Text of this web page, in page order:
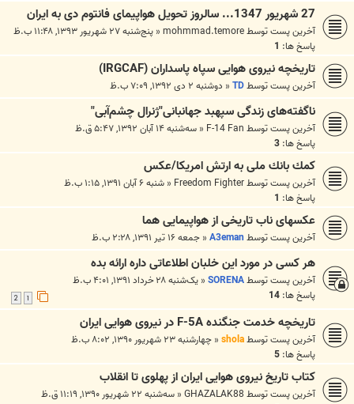
27 شهریور 1347... سالروز تحویل هواپیمای فانتوم دی به ایران
آخرین پست توسطmohmmad.temore
« پنج‌شنبه ۲۷ شهریور ۱۳۹۳, ۱۱:۴۸ ب.ظ
پاسخ ها: 1
تاریخچه نیروی هوایی سپاه پاسداران (IRGCAF)
آخرین پست توسطTD
« دوشنبه ۲ دی ۱۳۹۲, ۷:۰۹ ب.ظ
ناگفته‌های زندگی سپهبد جهانبانی"ژنرال چشم‌آبی"
آخرین پست توسط F-14 Fan
« سه‌شنبه ۱۴ آبان ۱۳۹۲, ۵:۴۷ ق.ظ
پاسخ ها: 3
كمك بانك ملی به ارتش امریكا/عکس
آخرین پست توسطFreedom Fighter
« شنبه ۶ آبان ۱۳۹۱, ۱:۱۵ ب.ظ
پاسخ ها: 1
عکسهای ناب تاریخی از هواپیمایی هما
آخرین پست توسط A3eman
« جمعه ۱۶ تیر ۱۳۹۱, ۲:۲۸ ب.ظ
هر کسی در مورد این خلبان اطلاعاتی داره ارائه بده
آخرین پست توسطSORENA
« یک‌شنبه ۲۸ خرداد ۱۳۹۱, ۴:۰۱ ب.ظ
پاسخ ها: 14
1
2
تاريخچه خدمت جنگنده F-5A در نيروی هوايی ايران
آخرین پست توسطshola
« چهارشنبه ۲۳ شهریور ۱۳۹۰, ۸:۰۲ ب.ظ
پاسخ ها: 5
کتاب تاریخ نیروی هوایی ایران از پهلوی تا انقلاب
آخرین پست توسط GHAZALAK88
« سه‌شنبه ۲۲ شهریور ۱۳۹۰, ۱۱:۱۹ ق.ظ